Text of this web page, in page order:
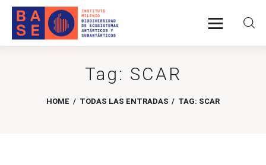
Tag: SCAR
HOME TODAS LAS ENTRADAS TAG: SCAR